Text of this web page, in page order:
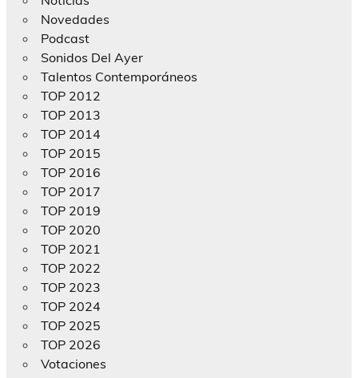
Novedades
Podcast
Sonidos Del Ayer
Talentos Contemporáneos
TOP 2012
TOP 2013
TOP 2014
TOP 2015
TOP 2016
TOP 2017
TOP 2019
TOP 2020
TOP 2021
TOP 2022
TOP 2023
TOP 2024
TOP 2025
TOP 2026
Votaciones